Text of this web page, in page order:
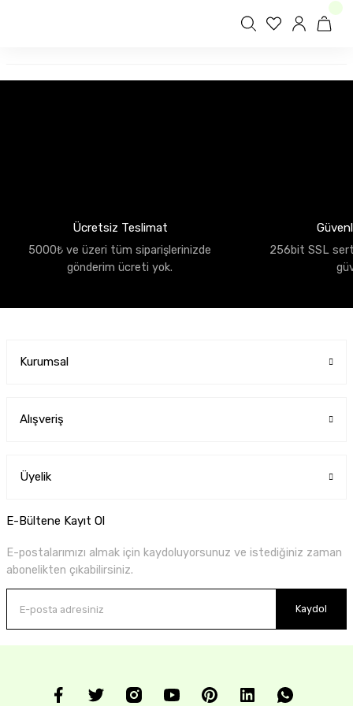
Ücretsiz Teslimat
5000₺ ve üzeri tüm siparişlerinizde
gönderim ücreti yok.
256bit SSL
Kurumsal
Alışveriş
Üyelik
E-Bültene Kayıt Ol
E-postalarımızı almak için kaydoluyorsunuz ve istediğiniz zaman
abonelikten çıkabilirsiniz.
Kaydol